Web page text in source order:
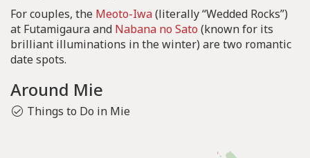
For couples, the Meoto-Iwa(literally “Wedded Rocks”)
at Futamigaura and Nabana no Sato (known for its
brilliant illuminations in the winter) are two romantic
date spots.
Around Mie
Things to Do in Mie